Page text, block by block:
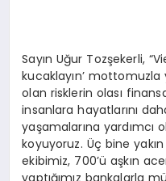
Sayın Uğur Tozşekerli,
kucaklayın’
olan risklerin olası
insanlara hayatlarını
yaşamalarına
koyuyoruz. Üç bine
ekibimiz, 700’ü aşkın
yaptığımız bankalarla